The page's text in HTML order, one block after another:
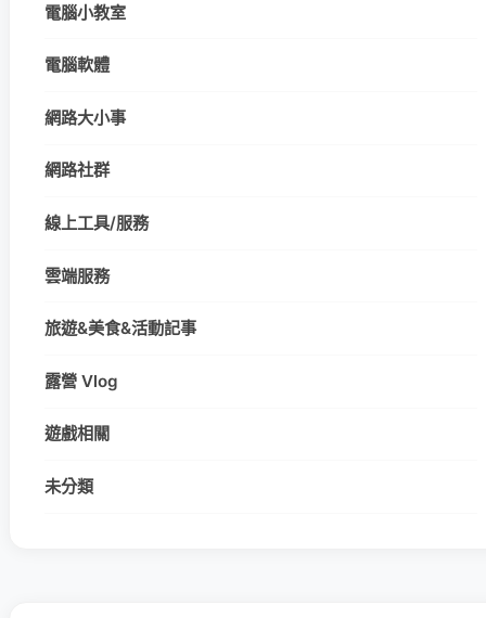
電腦小教室
電腦軟體
網路大小事
網路社群
線上工具/服務
雲端服務
旅遊&美食&活動記事
露營 Vlog
遊戲相關
未分類